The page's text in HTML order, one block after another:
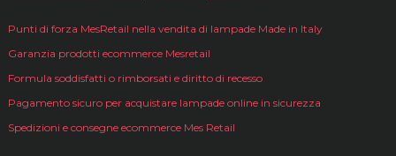
Punti di forza MesRetail nella vendita di lampade Made in Italy
Garanzia prodotti ecommerce Mesretail
Formula soddisfatti o rimborsati e diritto di recesso
Pagamento sicuro per acquistare lampade online in sicurezza
Spedizioni e consegne ecommerce Mes Retail